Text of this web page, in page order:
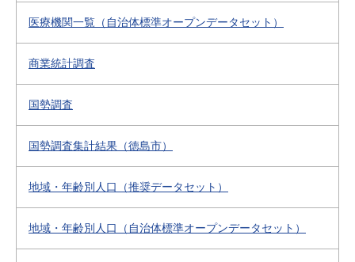
医療機関一覧（自治体標準オープンデータセット）
商業統計調査
国勢調査
国勢調査集計結果（徳島市）
地域・年齢別人口（推奨データセット）
地域・年齢別人口（自治体標準オープンデータセット）